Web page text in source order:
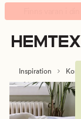
Inred
studentlägenheten
banner.
Klicka
på
för
att
pausa.
Inspiration